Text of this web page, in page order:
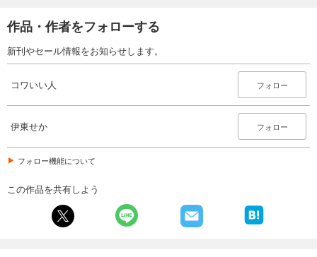
作品・作者をフォローする
新刊やセール情報をお知らせします。
コワいい人 フォロー
伊東せか フォロー
フォロー機能について
この作品を共有しよう